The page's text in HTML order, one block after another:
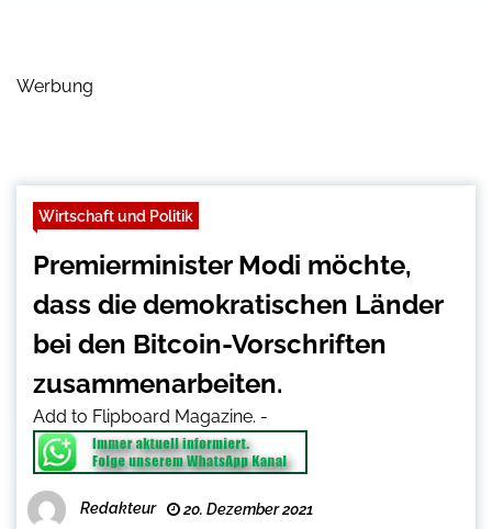
Werbung
Wirtschaft und Politik
Premierminister Modi möchte,
dass die demokratischen Länder
bei den Bitcoin-Vorschriften
zusammenarbeiten.
Add to Flipboard Magazine. -
Redakteur 20. Dezember 2021